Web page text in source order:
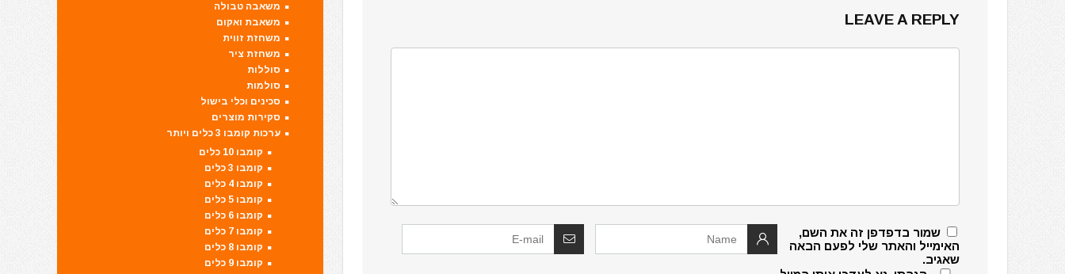
LEAVE A REPLY
שמור בדפדפן זה את השם,
האימייל והאתר שלי לפעם הבאה
שאגיב.
משאבה טבולה
משאבת ואקום
משחזת זווית
משחזת ציר
סוללות
סולמות
סכינים וכלי בישול
סקירות מוצרים
ערכות קומבו 3 כלים ויותר
קומבו 10 כלים
קומבו 3 כלים
קומבו 4 כלים
קומבו 5 כלים
קומבו 6 כלים
קומבו 7 כלים
קומבו 8 כלים
קומבו 9 כלים